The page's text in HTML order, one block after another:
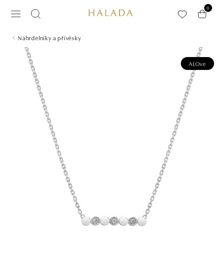
0
Náhrdelníky a přívěsky
ALOve